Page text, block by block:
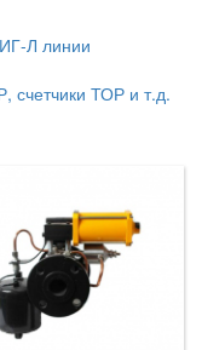
Л линии
счетчики ТОР и т.д.